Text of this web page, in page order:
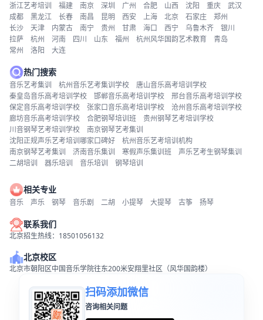
浙江艺考培训 福建 南京 深圳 广州 合肥 山西 沈阳 重庆
武汉
成都
黑龙江 长春 南昌 昆明 西安 上海 北京 石家庄
郑州
长沙
天津 内蒙古 南宁 贵州 甘肃 海口 西宁 乌鲁木齐
银川
拉萨
杭州 河南 四川 山东 福州 杭州风华国韵艺术教育
青岛
常州
洛阳 大连
热门搜索
音乐艺考集训 杭州音乐艺考集训学校
唐山音乐高考培训学校
秦皇岛音乐高考培训学校
邯郸音乐高考培训学校
邢台音乐高考培训学校
保定音乐高考培训学校
张家口音乐高考培训学校
沧州音乐高考培训学校
廊坊音乐高考培训学校
合肥钢琴培训班
贵州钢琴艺考培训学校
川音钢琴艺考培训学校
南京钢琴艺考集训
沈阳正规声乐艺考培训哪家口碑好
杭州音乐艺考培训机构
南京钢琴艺考集训
济南音乐集训 寒假声乐集训班
声乐艺考生钢琴集训
二胡培训
器乐培训 音乐培训 钢琴培训
相关专业
音乐 声乐 钢琴 音乐剧 二胡 小提琴 大提琴 古筝 扬琴
联系我们
北京招生热线：18501056132
北京校区
北京市朝阳区中国音乐学院往东200米安翔里社区（风华国韵楼）
扫码添加微信
咨询相关问题